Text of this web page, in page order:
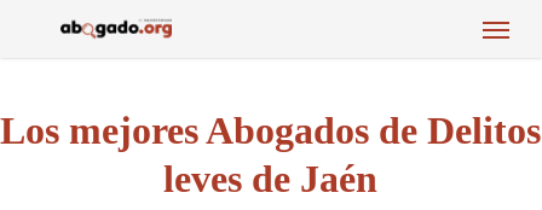
Menu
Los mejores Abogados de Delitos
leves de Jaén